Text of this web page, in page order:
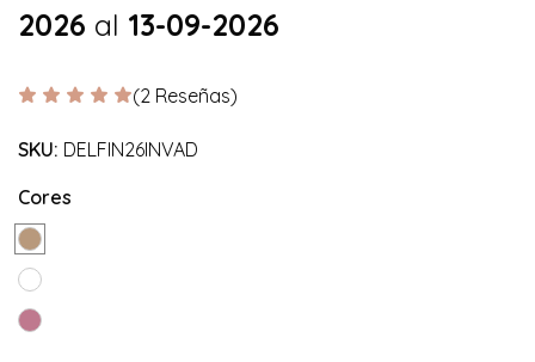
2026 al 13-09-2026
(2 Reseñas)
SKU: DELFIN26INVAD
Cores